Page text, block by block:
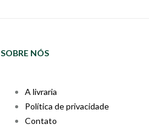
SOBRE NÓS
A livraria
Política de privacidade
Contato